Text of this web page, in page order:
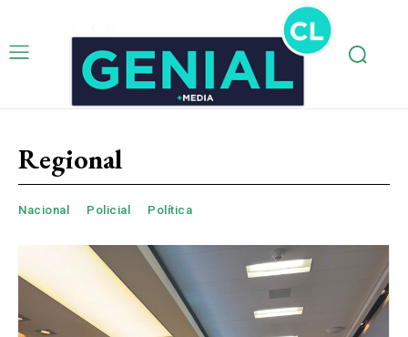
Regional
Nacional Policial Política